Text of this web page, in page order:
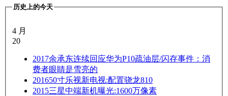
历史上的今天
4 月
20
2017余承东连续回应华为P10疏油层/闪存事件：消
费者眼睛是雪亮的
201650寸乐视新电视:配置骁龙810
2015三星中端新机曝光:1600万像素